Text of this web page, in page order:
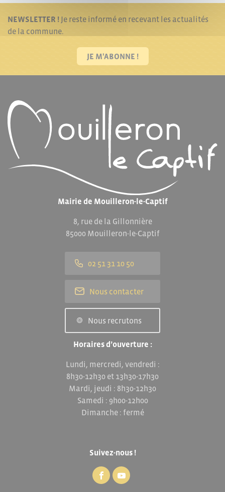
NEWSLETTER ! Je reste informé en recevant les actualités
de la commune.
JE M'ABONNE !
Mairie de Mouilleron-le-Captif
8, rue de la Gillonnière
85000 Mouilleron-le-Captif
02 51 31 10 50
Nous contacter
Nous recrutons
Horaires d’ouverture :
Lundi, mercredi, vendredi :
8h30-12h30 et 13h30-17h30
Mardi, jeudi : 8h30-12h30
Samedi : 9h00-12h00
Dimanche : fermé
Suivez-nous !